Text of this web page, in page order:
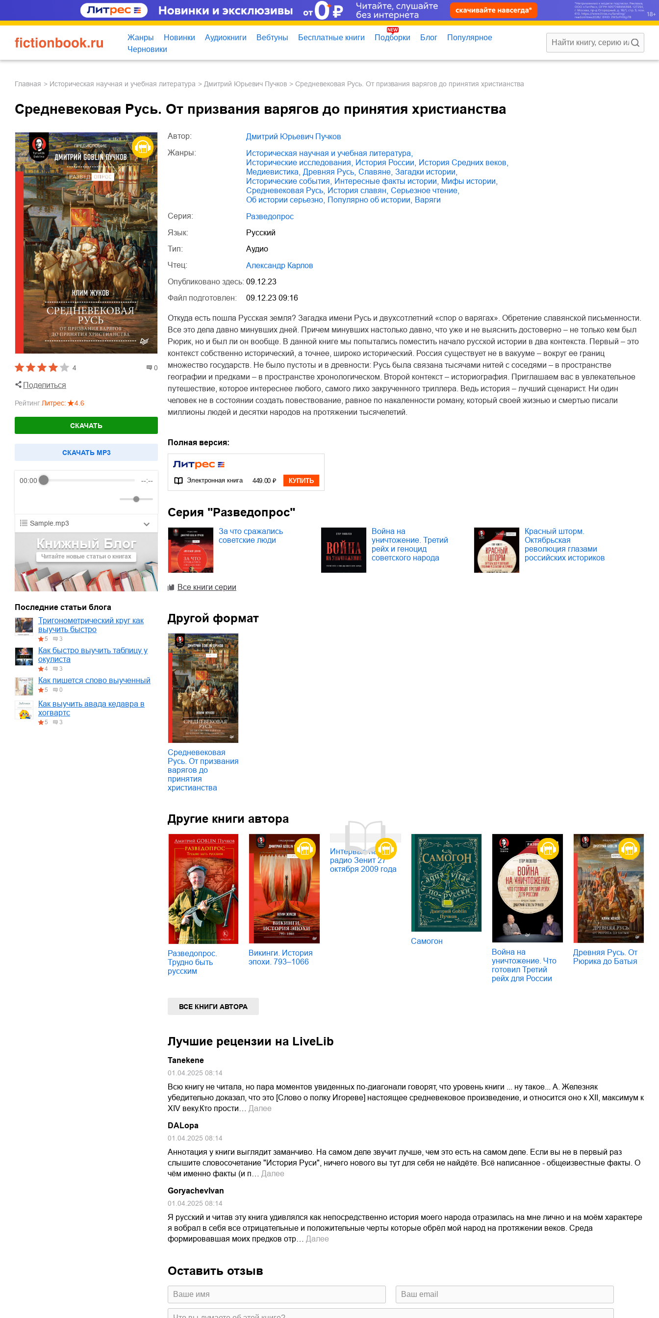
Жанры Новинки Аудиокниги Вебтуны Бесплатные книги Подборки Блог
Популярное
Черновики
Главная историческая научная и учебная литература Дмитрий Юрьевич Пучков Средневековая Русь. От призвания варягов до принятия христианства
Средневековая Русь. От призвания варягов до принятия христианства
4 0
Поделиться
Рейтинг Литрес: 4.6
СКАЧАТЬ
CКАЧАТЬ MP3
00:00 --:--
Sample.mp3
01.mp3 30:10
02.mp3
03.mp3 20:00
Книжный Блог
Читайте новые статьи о книгах
Последние статьи блога
Тригонометрический круг как
выучить быстро
5 3
Как быстро выучить таблицу у
окулиста
4 3
Как пишется слово выученный
5 0
Как выучить авада кедавра в
хогвартс
5 3
Автор:
Дмитрий Юрьевич Пучков
Жанры:
историческая научная и учебная литература
исторические исследования
история России история Средних веков
медиевистика
Древняя Русь славяне загадки истории
исторические события
интересные факты истории мифы истории
средневековая Русь
история славян серьезное чтение
об истории серьезно
популярно об истории
варяги
Серия:
Разведопрос
Язык:
Русский
Тип:
Аудио
Чтец:
Александр Карлов
Опубликовано здесь: 09.12.23
Файл подготовлен:
09.12.23 09:16
Откуда есть пошла Русская земля? Загадка имени Русь и двухсотлетний «спор о варягах». Обретение славянской письменности.
Все это дела давно минувших дней. Причем минувших настолько давно, что уже и не выяснить достоверно – не только кем был
Рюрик, но и был ли он вообще. В данной книге мы попытались поместить начало русской истории в два контекста. Первый – это
контекст собственно исторический, а точнее, широко исторический. Россия существует не в вакууме – вокруг ее границ
множество государств. Не было пустоты и в древности: Русь была связана тысячами нитей с соседями – в пространстве
географии и предками – в пространстве хронологическом. Второй контекст – историография. Приглашаем вас в увлекательное
путешествие, которое интереснее любого, самого лихо закрученного триллера. Ведь история – лучший сценарист. Ни один
человек не в состоянии создать повествование, равное по накаленности роману, который своей жизнью и смертью писали
миллионы людей и десятки народов на протяжении тысячелетий.
Полная версия:
Электронная книга 449.00 ₽ КУПИТЬ
Серия "Разведопрос"
За что сражались
советские люди
Война на
уничтожение. Третий
рейх и геноцид
советского народа
Красный шторм.
Октябрьская
революция глазами
российских историков
Все книги серии
Другой формат
Средневековая
Русь. От призвания
варягов до
принятия
христианства
Другие книги автора
Разведопрос.
Трудно быть
русским
Викинги. История
эпохи. 793–1066
Интервью на
радио Зенит 27
октября 2009 года
Самогон
Война на
уничтожение. Что
готовил Третий
рейх для России
Древняя Русь. От
Рюрика до Батыя
ВСЕ КНИГИ АВТОРА
Лучшие рецензии на LiveLib
Tanekene
01.04.2025 08:14
Всю книгу не читала, но пара моментов увиденных по-диагонали говорят, что уровень книги ... ну такое... А. Железняк
убедительно доказал, что это [Слово о полку Игореве] настоящее средневековое произведение, и относится оно к XII, максимум к
XIV веку.Кто прости…
Далее
DALopa
01.04.2025 08:14
Аннотация у книги выглядит заманчиво. На самом деле звучит лучше, чем это есть на самом деле. Если вы не в первый раз
слышите словосочетание "История Руси", ничего нового вы тут для себя не найдёте. Всё написанное - общеизвестные факты. О
чём именно факты (и п…
Далее
GoryachevIvan
01.04.2025 08:14
Я русский и читав эту книга удивлялся как непосредственно история моего народа отразилась на мне лично и на моём характере
я вобрал в себя все отрицательные и положительные черты которые обрёл мой народ на протяжении веков. Среда
формировавшая моих предков отр…
Далее
Оставить отзыв